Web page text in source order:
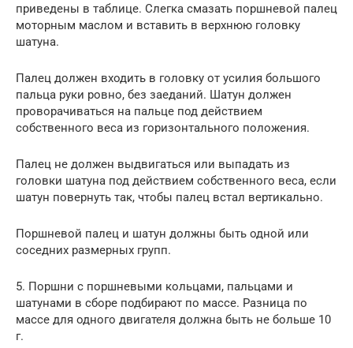
приведены в таблице. Слегка смазать поршневой палец
моторным маслом и вставить в верхнюю головку
шатуна.
Палец должен входить в головку от усилия большого
пальца руки ровно, без заеданий. Шатун должен
проворачиваться на пальце под действием
собственного веса из горизонтального положения.
Палец не должен выдвигаться или выпадать из
головки шатуна под действием собственного веса, если
шатун повернуть так, чтобы палец встал вертикально.
Поршневой палец и шатун должны быть одной или
соседних размерных групп.
5. Поршни с поршневыми кольцами, пальцами и
шатунами в сборе подбирают по массе. Разница по
массе для одного двигателя должна быть не больше 10
г.